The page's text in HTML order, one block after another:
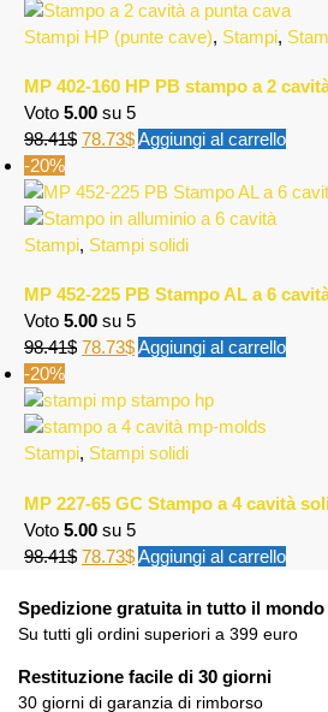
Stampi HP (punte cave), Stampi,
MP 402-160 HP PB stampo a 2
Voto 5.00 su 5
98.41$ 78.73$Aggiungi al carrello
-20%
Stampi, Stampi solidi
MP 452-225 PB Stampo AL a 6
Voto 5.00 su 5
98.41$ 78.73$Aggiungi al carrello
-20%
Stampi, Stampi solidi
MP 227-65 GC Stampo a 4 cavità
Voto 5.00 su 5
98.41$ 78.73$Aggiungi al carrello
Spedizione gratuita in tutto il mondo
Su tutti gli ordini superiori a 399 euro
Restituzione facile di 30 giorni
30 giorni di garanzia di rimborso